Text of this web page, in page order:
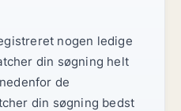
nogen ledige
din søgning helt
de
din søgning bedst